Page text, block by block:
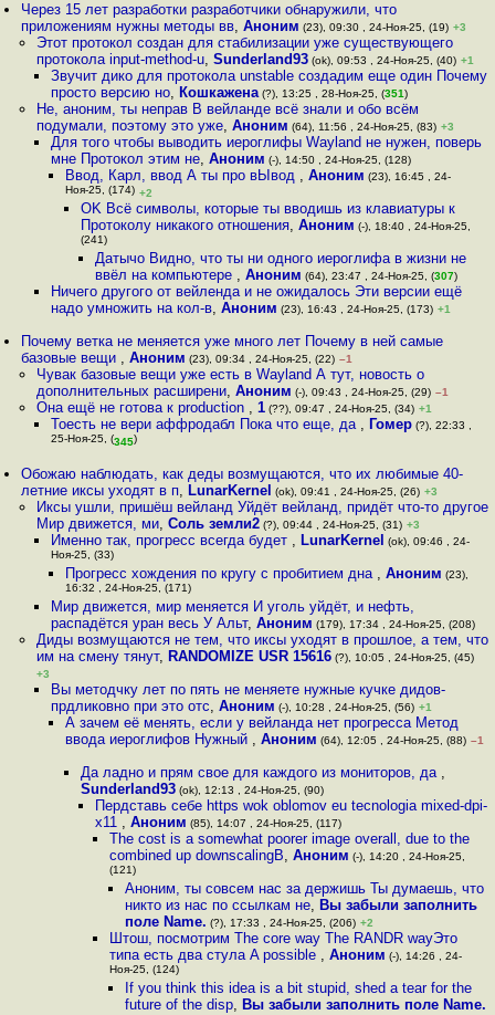
Через 15 лет разработки разработчики обнаружили, что
приложениям нужны методы вв,Аноним (23), 09:30 , 24-Ноя-25, (19) +3
Этот протокол создан для стабилизации уже существующего
протокола input-method-u, Sunderland93(ok), 09:53 , 24-Ноя-25, (40) +1
Звучит дико для протокола unstable создадим еще один Почему
просто версию но, Кошкажена(?), 13:25 , 28-Ноя-25, (351)
Не, аноним, ты неправ В вейланде всё знали и обо всём
подумали, поэтому это уже, Аноним (64), 11:56 , 24-Ноя-25, (83) +3
Для того чтобы выводить иероглифы Wayland не нужен, поверь
мне Протокол этим не, Аноним (-), 14:50 , 24-Ноя-25, (128)
Ввод, Карл, ввод А ты про вЫвод ,Аноним (23), 16:45 , 24-
Ноя-25, (174) +2
OK Всё символы, которые ты вводишь из клавиатуры к
Протоколу никакого отношения, Аноним (-), 18:40 , 24-Ноя-25,
(241)
Датычо Видно, что ты ни одного иероглифа в жизни не
ввёл на компьютере , Аноним (64), 23:47 , 24-Ноя-25, (307)
Ничего другого от вейленда и не ожидалось Эти версии ещё
надо умножить на кол-в, Аноним (23), 16:43 , 24-Ноя-25, (173) +1
Почему ветка не меняется уже много лет Почему в ней самые
базовые вещи ,Аноним (23), 09:34 , 24-Ноя-25, (22) –1
Чувак базовые вещи уже есть в Wayland А тут, новость о
дополнительных расширени, Аноним (-), 09:43 , 24-Ноя-25, (29) –1
Она ещё не готова к production , 1(??), 09:47 , 24-Ноя-25, (34) +1
Тоесть не вери аффродабл Пока что еще, да , Гомер(?), 22:33 ,
25-Ноя-25, (345)
Обожаю наблюдать, как деды возмущаются, что их любимые 40-
летние иксы уходят в п, LunarKernel (ok), 09:41 , 24-Ноя-25, (26) +3
Иксы ушли, пришёш вейланд Уйдёт вейланд, придёт что-то другое
Мир движется, ми, Соль земли2(?), 09:44 , 24-Ноя-25, (31) +3
Именно так, прогресс всегда будет , LunarKernel (ok), 09:46 , 24-
Ноя-25, (33)
Прогресс хождения по кругу с пробитием дна ,Аноним (23),
16:32 , 24-Ноя-25, (171)
Мир движется, мир меняется И уголь уйдёт, и нефть,
распадётся уран весь У Альт, Аноним (179), 17:34 , 24-Ноя-25, (208)
Диды возмущаются не тем, что иксы уходят в прошлое, а тем, что
им на смену тянут, RANDOMIZE USR 15616(?), 10:05 , 24-Ноя-25, (45)
+3
Вы методчку лет по пять не меняете нужные кучке дидов-
прдликовно при это отс, Аноним (-), 10:28 , 24-Ноя-25, (56) +1
А зачем её менять, если у вейланда нет прогресса Метод
ввода иероглифов Нужный ,Аноним (64), 12:05 , 24-Ноя-25, (88) –1
Да ладно и прям свое для каждого из мониторов, да ,
Sunderland93(ok), 12:13 , 24-Ноя-25, (90)
Пердставь себе https wok oblomov eu tecnologia mixed-dpi-
x11 , Аноним (85), 14:07 , 24-Ноя-25, (117)
The cost is a somewhat poorer image overall, due to the
combined up downscalingВ,Аноним (-), 14:20 , 24-Ноя-25,
(121)
Аноним, ты совсем нас за держишь Ты думаешь, что
никто из нас по ссылкам не, Вы забыли заполнить
поле Name. (?), 17:33 , 24-Ноя-25, (206) +2
Штош, посмотрим The core way The RANDR wayЭто
типа есть два стула A possible ,Аноним (-), 14:26 , 24-
Ноя-25, (124)
If you think this idea is a bit stupid, shed a tear for the
future of the disp, Вы забыли заполнить поле Name.